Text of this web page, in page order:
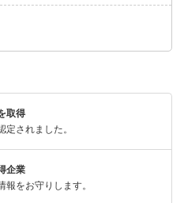
取得
されました。
企業
報をお守りします。